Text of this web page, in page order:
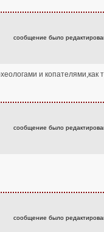
сообщение было
и копателями,как
сообщение было
сообщение было